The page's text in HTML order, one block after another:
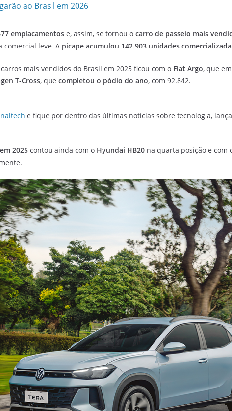
ao Brasil em 2026
emplacamentos e, assim, se tornou o carro de passeio mais
comercial leve. A picape acumulou 142.903 unidades
mais vendidos do Brasil em 2025 ficou com o Fiat Argo, que
T-Cross, que completou o pódio do ano, com 92.842.
e fique por dentro das últimas notícias sobre tecnologia,
2025 contou ainda com o Hyundai HB20 na quarta posição e com